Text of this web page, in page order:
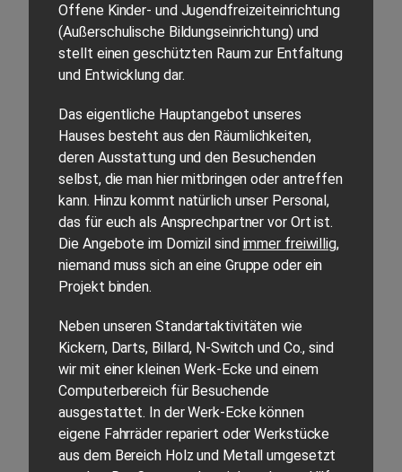
Offene Kinder- und Jugendfreizeiteinrichtung
(Außerschulische Bildungseinrichtung) und
stellt einen geschützten Raum zur Entfaltung
und Entwicklung dar.
Das eigentliche Hauptangebot unseres
Hauses besteht aus den Räumlichkeiten,
deren Ausstattung und den Besuchenden
selbst, die man hier mitbringen oder antreffen
kann. Hinzu kommt natürlich unser Personal,
das für euch als Ansprechpartner vor Ort ist.
Die Angebote im Domizil sind immer freiwillig,
niemand muss sich an eine Gruppe oder ein
Projekt binden.
Neben unseren Standartaktivitäten wie
Kickern, Darts, Billard, N-Switch und Co., sind
wir mit einer kleinen Werk-Ecke und einem
Computerbereich für Besuchende
ausgestattet. In der Werk-Ecke können
eigene Fahrräder repariert oder Werkstücke
aus dem Bereich Holz und Metall umgesetzt